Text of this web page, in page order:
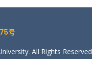
号
All Rights Reserved